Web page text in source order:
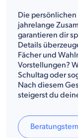
Die
jahrelange
garantieren dir
Details
Fächer und
Vorstellungen?
Schultag oder
Nach diesem
steigerst du